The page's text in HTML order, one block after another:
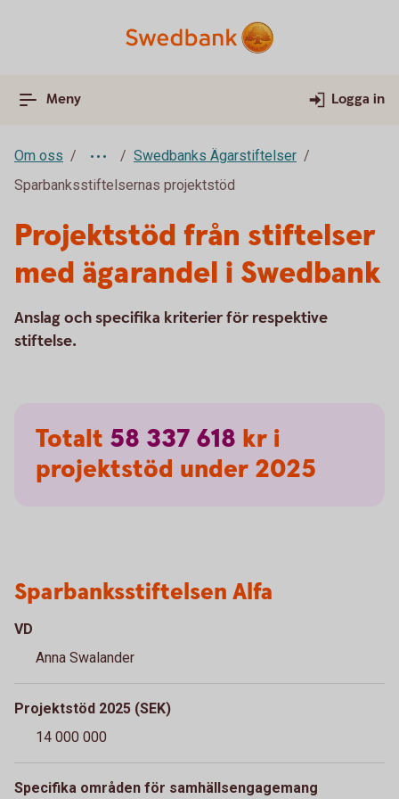
Meny Logga in
Om oss
Swedbanks Ägarstiftelser
Sparbanksstiftelsernas projektstöd
Projektstöd från stiftelser
med ägarandel i Swedbank
Anslag och specifika kriterier för respektive
stiftelse.
Totalt 58 337 618 kr i
projektstöd under 2025
Sparbanksstiftelsen Alfa
VD
Anna Swalander
Projektstöd 2025 (SEK)
14 000 000
Specifika områden för samhällsengagemang